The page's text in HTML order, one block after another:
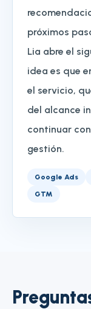
próximos
Lia abre el
idea es que
el servicio,
del alcance
continuar
gestión.
Google Ads
GTM